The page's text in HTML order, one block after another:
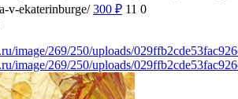
v-ekaterinburge/ 300 ₽ 11 0
image/269/250/uploads/
image/269/250/uploads/